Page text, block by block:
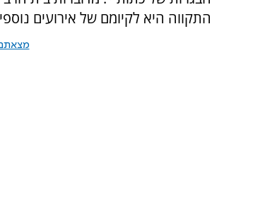
התקווה היא לקיומם של אירועים
מצאתם